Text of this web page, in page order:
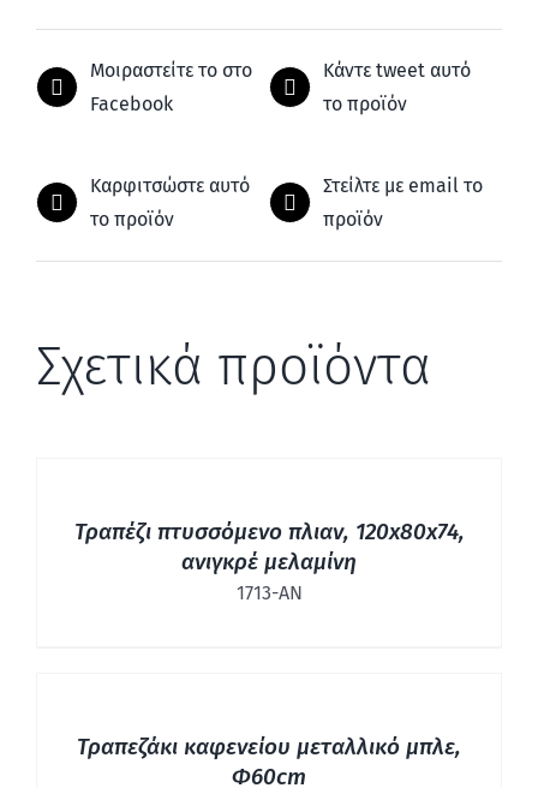
Μοιραστείτε το στο
Facebook
Κάντε tweet αυτό
το προϊόν
Καρφιτσώστε αυτό
το προϊόν
Στείλτε με email το
προϊόν
Σχετικά προϊόντα
Τραπέζι πτυσσόμενο πλιαν, 120x80x74,
ανιγκρέ μελαμίνη
1713-ΑΝ
Τραπεζάκι καφενείου μεταλλικό μπλε,
Φ60cm